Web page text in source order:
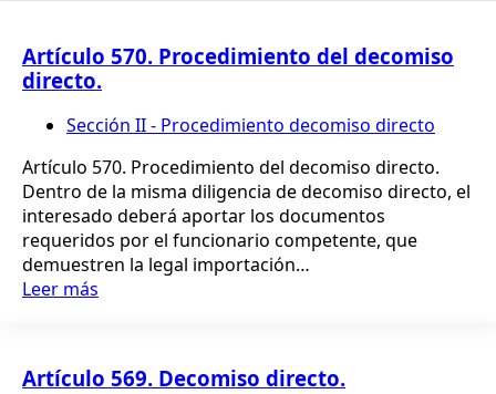
Artículo 570. Procedimiento del decomiso
directo.
Sección II - Procedimiento decomiso directo
Artículo 570. Procedimiento del decomiso directo.
Dentro de la misma diligencia de decomiso directo, el
interesado deberá aportar los documentos
requeridos por el funcionario competente, que
demuestren la legal importación…
Leer más
Artículo 569. Decomiso directo.